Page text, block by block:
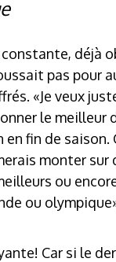
déjà
pas pour
«Je veux
le meilleur
en fin de saison.
monter sur
ou
ou
Car si le